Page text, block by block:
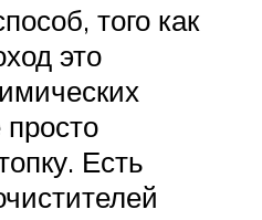
того как
это
просто
Есть